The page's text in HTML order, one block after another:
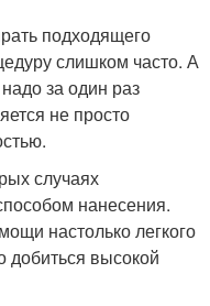
подходящего
слишком часто. А
за один раз
не просто
случаях
нанесения.
настолько легкого
добиться высокой